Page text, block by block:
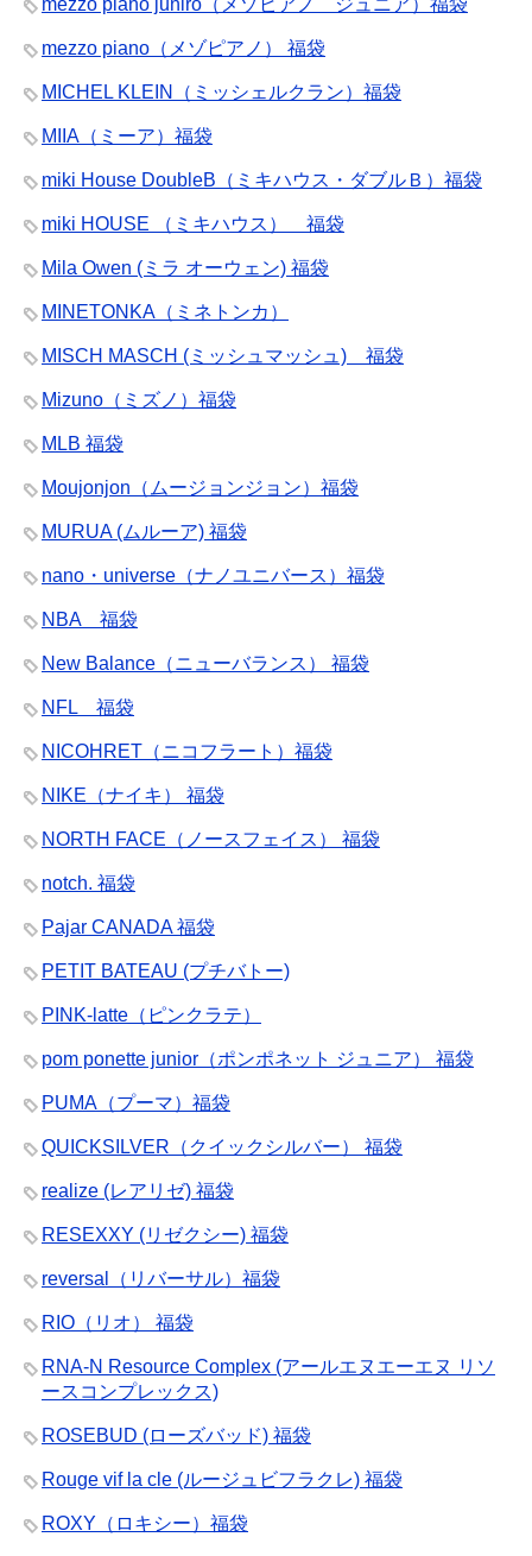
mezzo piano juniro（メゾピアノ ジュニア）福袋
mezzo piano（メゾピアノ） 福袋
MICHEL KLEIN（ミッシェルクラン）福袋
MIIA（ミーア）福袋
miki House DoubleB（ミキハウス・ダブルＢ）福袋
miki HOUSE （ミキハウス） 福袋
Mila Owen (ミラ オーウェン) 福袋
MINETONKA（ミネトンカ）
MISCH MASCH (ミッシュマッシュ) 福袋
Mizuno（ミズノ）福袋
MLB 福袋
Moujonjon（ムージョンジョン）福袋
MURUA (ムルーア) 福袋
nano・universe（ナノユニバース）福袋
NBA 福袋
New Balance（ニューバランス） 福袋
NFL 福袋
NICOHRET（ニコフラート）福袋
NIKE（ナイキ） 福袋
NORTH FACE（ノースフェイス） 福袋
notch. 福袋
Pajar CANADA 福袋
PETIT BATEAU (プチバトー)
PINK-latte（ピンクラテ）
pom ponette junior（ポンポネット ジュニア） 福袋
PUMA（プーマ）福袋
QUICKSILVER（クイックシルバー） 福袋
realize (レアリゼ) 福袋
RESEXXY (リゼクシー) 福袋
reversal（リバーサル）福袋
RIO（リオ） 福袋
RNA-N Resource Complex (アールエヌエーエヌ リソ
ースコンプレックス)
ROSEBUD (ローズバッド) 福袋
Rouge vif la cle (ルージュビフラクレ) 福袋
ROXY（ロキシー）福袋